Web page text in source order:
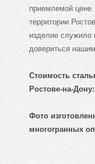
приемлемой цене.
территории
изделие служило
довериться
Стоимость
Ростове-на-Дону:
Фото
многогранных